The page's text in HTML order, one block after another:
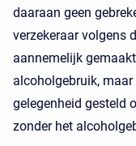
daaraan geen
verzekeraar volgens
aannemelijk
alcoholgebruik,
gelegenheid gesteld
zonder het